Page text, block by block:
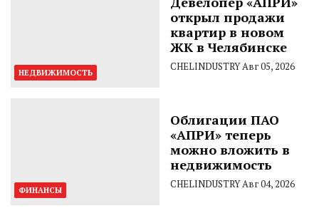
НЕДВИЖИМОСТЬ
открыл продажи
квартир в новом
ЖК в Челябинске
CHELINDUSTRYАвг 05, 2026
ФИНАНСЫ
Облигации ПАО
«АПРИ» теперь
можно вложить в
недвижимость
CHELINDUSTRYАвг 04, 2026